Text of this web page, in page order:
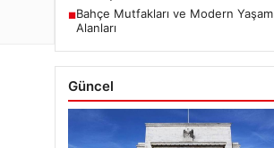
■Bahçe Mutfakları ve Modern Yaşam
Alanları
Güncel